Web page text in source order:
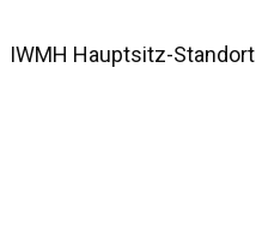
IWMH Hauptsitz-Standort